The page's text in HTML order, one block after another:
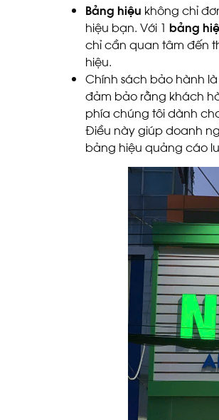
Bảng hiệu không chỉ
hiệu bạn. Với 1 bảng
chỉ cần quan tâm đến
hiệu.
Chính sách bảo hành
đảm bảo rằng khách
phía chúng tôi dành
Điều này giúp doanh
bảng hiệu quảng cáo